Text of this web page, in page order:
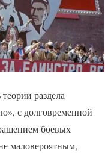
раздела
с долговременной
боевых
маловероятным,